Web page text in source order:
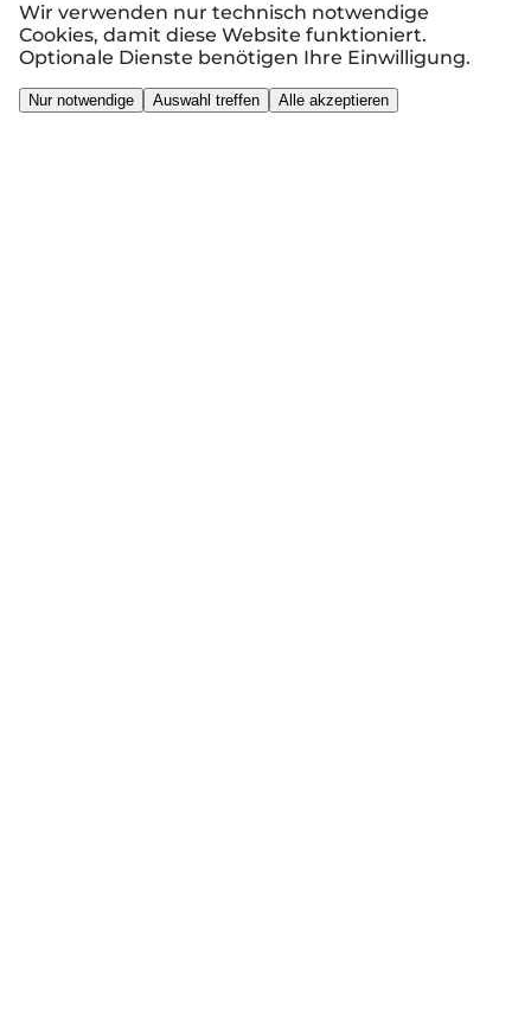
Wir verwenden nur technisch notwendige
Cookies, damit diese Website funktioniert.
Optionale Dienste benötigen Ihre Einwilligung.
Nur notwendige Auswahl treffen Alle akzeptieren